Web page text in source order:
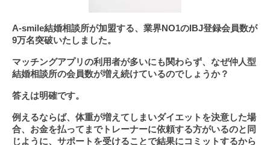
A-smile結婚相談所が加盟する、業界NO1のIBJ登録会員数が
9万名突破いたしました。
マッチングアプリの利用者が多いにも関わらず、なぜ仲人型
結婚相談所の会員数が増え続けているのでしょうか？
答えは明確です。
例えるならば、体重が増えてしまいダイエットを決意した場
合、お金を払ってまでトレーナーに依頼する方がいるのと同
じように、サポートを受けることで結果にコミットするから